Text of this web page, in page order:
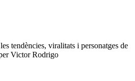
tendències, viralitats i personatges de
Victor Rodrigo